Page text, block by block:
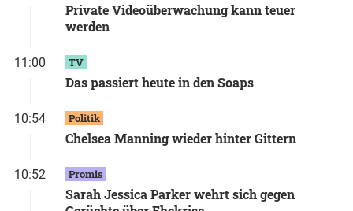
Private Videoüberwachung kann teuer
werden
11:00 TV
Das passiert heute in den Soaps
10:54 Politik
Chelsea Manning wieder hinter Gittern
10:52 Promis
Sarah Jessica Parker wehrt sich gegen